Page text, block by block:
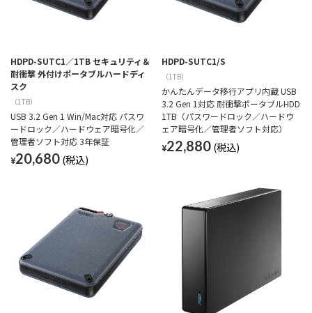
HDPD-SUTC1／1TB セキュリティ＆
耐衝撃 外付けポータブルハードディ
スク
（1TB）
USB 3.2 Gen 1 Win/Mac対応 パスワ
ードロック／ハードウェア暗号化／
管理者ソフト対応 3年保証
¥20,680
HDPD-SUTC1/S
（1TB）
かんたんデータ移行アプリ内蔵 USB
3.2 Gen 1対応 耐衝撃ポータブルHDD
1TB（パスワードロック／ハードウ
ェア暗号化／管理者ソフト対応）
¥22,880